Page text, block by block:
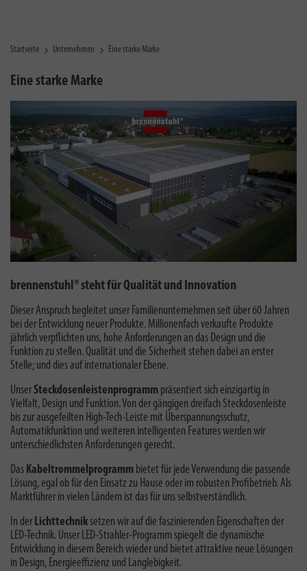
Startseite Unternehmen Eine starke Marke
Eine starke Marke
brennenstuhl® steht für Qualität und Innovation
Dieser Anspruch begleitet unser Familienunternehmen seit über 60 Jahren
bei der Entwicklung neuer Produkte. Millionenfach verkaufte Produkte
jährlich verpflichten uns, hohe Anforderungen an das Design und die
Funktion zu stellen. Qualität und die Sicherheit stehen dabei an erster
Stelle; und dies auf internationaler Ebene.
UnserSteckdosenleistenprogramm präsentiert sich einzigartig in
Vielfalt, Design und Funktion. Von der gängigen dreifach Steckdosenleiste
bis zur ausgefeilten High-Tech-Leiste mit Überspannungsschutz,
Automatikfunktion und weiteren intelligenten Features werden wir
unterschiedlichsten Anforderungen gerecht.
Das Kabeltrommelprogramm bietet für jede Verwendung die passende
Lösung, egal ob für den Einsatz zu Hause oder im robusten Profibetrieb. Als
Marktführer in vielen Ländern ist das für uns selbstverständlich.
In der Lichttechniksetzen wir auf die faszinierenden Eigenschaften der
LED-Technik. Unser LED-Strahler-Programm spiegelt die dynamische
Entwicklung in diesem Bereich wieder und bietet attraktive neue Lösungen
in Design, Energieeffizienz und Langlebigkeit.